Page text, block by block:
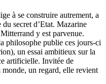
à se construire autrement, a
secret d’Etat. Mazarine
y est parvenue.
philosophe publie ces jours-ci
un essai ambitieux sur la
artificielle. Invitée de
un regard, elle revient